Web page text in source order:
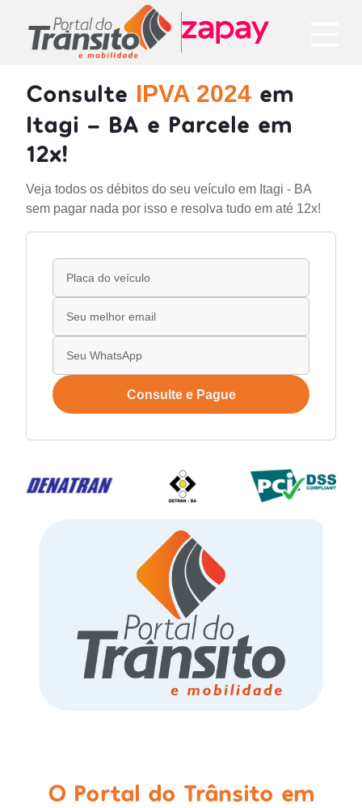
Consulte IPVA 2024 em
Itagi - BA e Parcele em
12x!
Veja todos os débitos do seu veículo em Itagi - BA
sem pagar nada por isso e resolva tudo em até 12x!
Consulte e Pague
O Portal do Trânsito em